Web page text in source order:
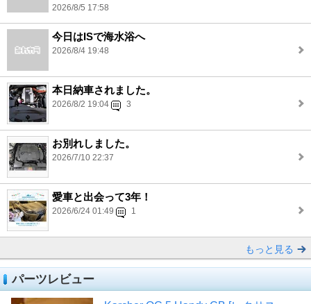
2026/8/5 17:58
今日はISで海水浴へ
2026/8/4 19:48
本日納車されました。
2026/8/2 19:04 3
お別れしました。
2026/7/10 22:37
愛車と出会って3年！
2026/6/24 01:49 1
もっと見る
パーツレビュー